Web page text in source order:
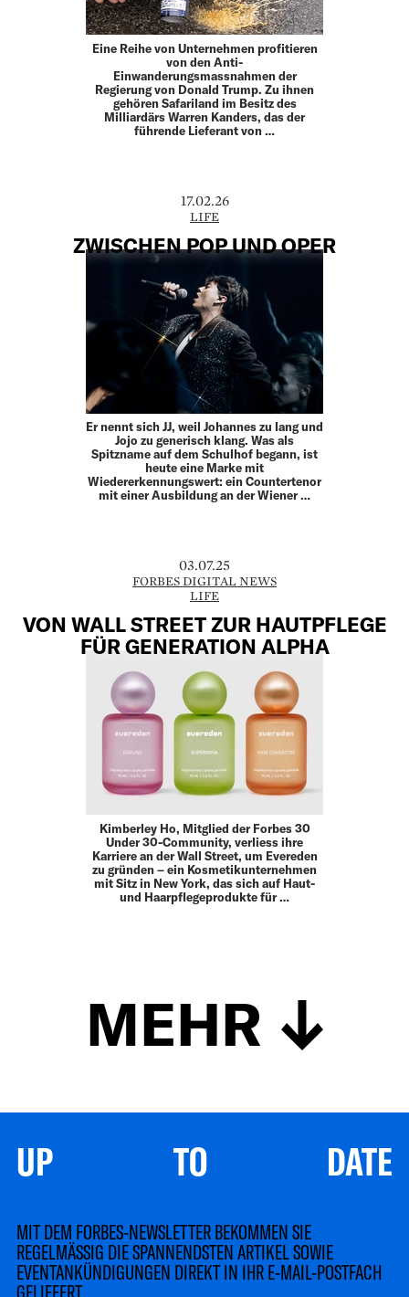
Eine Reihe von Unternehmen profitieren
von den Anti-
Einwanderungsmassnahmen der
Regierung von Donald Trump. Zu ihnen
gehören Safariland im Besitz des
Milliardärs Warren Kanders, das der
führende Lieferant von …
17.02.26
LIFE
ZWISCHEN POP UND OPER
Er nennt sich JJ, weil Johannes zu lang und
Jojo zu generisch klang. Was als
Spitzname auf dem Schulhof begann, ist
heute eine Marke mit
Wiedererkennungswert: ein Countertenor
mit einer Ausbildung an der Wiener …
03.07.25
FORBES DIGITAL NEWS
LIFE
VON WALL STREET ZUR HAUTPFLEGE
FÜR GENERATION ALPHA
Kimberley Ho, Mitglied der Forbes 30
Under 30-Community, verliess ihre
Karriere an der Wall Street, um Evereden
zu gründen – ein Kosmetikunternehmen
mit Sitz in New York, das sich auf Haut-
und Haarpflegeprodukte für …
MEHR
UP TO DATE
MIT DEM FORBES-NEWSLETTER BEKOMMEN SIE
REGELMÄSSIG DIE SPANNENDSTEN ARTIKEL SOWIE
EVENTANKÜNDIGUNGEN DIREKT IN IHR E-MAIL-POSTFACH
GELIEFERT.